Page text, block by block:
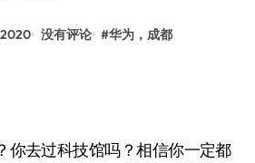
2020 没有评论 #华为，成都
你去过科技馆吗？相信你一定都